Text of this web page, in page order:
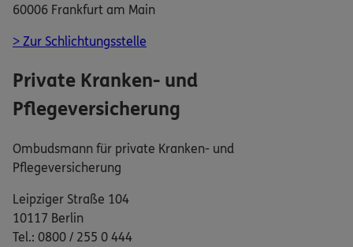
60006 Frankfurt am Main
> Zur Schlichtungsstelle
Private Kranken- und
Pflegeversicherung
Ombudsmann für private Kranken- und
Pflegeversicherung
Leipziger Straße 104
10117 Berlin
Tel.: 0800 / 255 0 444